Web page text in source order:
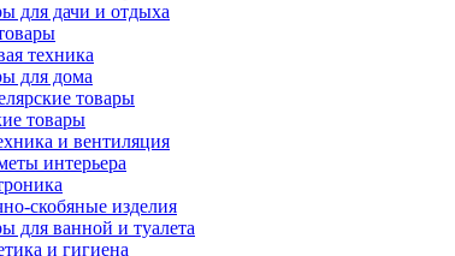
для дачи и отдыха
техника
для дома
товары
товары
и вентиляция
интерьера
скобяные изделия
для ванной и туалета
и гигиена